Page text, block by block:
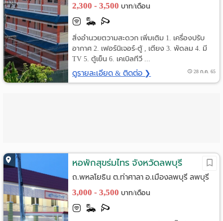
2,300 - 3,500 บาท/เดือน
สิ่งอำนวยตวามสะดวก เพิ่มเติม 1. เครื่องปรับ
อากาศ 2. เฟอร์นิเจอร์-ตู้ , เตียง 3. พัดลม 4. มี
TV 5. ตู้เย็น 6. เคเบิลทีวี ...
ดูรายละเอียด & ติดต่อ ❯ 28 ก.ค. 65
หอพักสุขร่มไทร จังหวัดลพบุรี
ถ.พหลโยธิน ต.ท่าศาลา อ.เมืองลพบุรี ลพบุรี
3,000 - 3,500 บาท/เดือน